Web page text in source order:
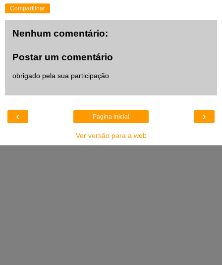
Compartilhar
Nenhum comentário:
Postar um comentário
obrigado pela sua participação
‹ ›
Página inicial
Ver versão para a web